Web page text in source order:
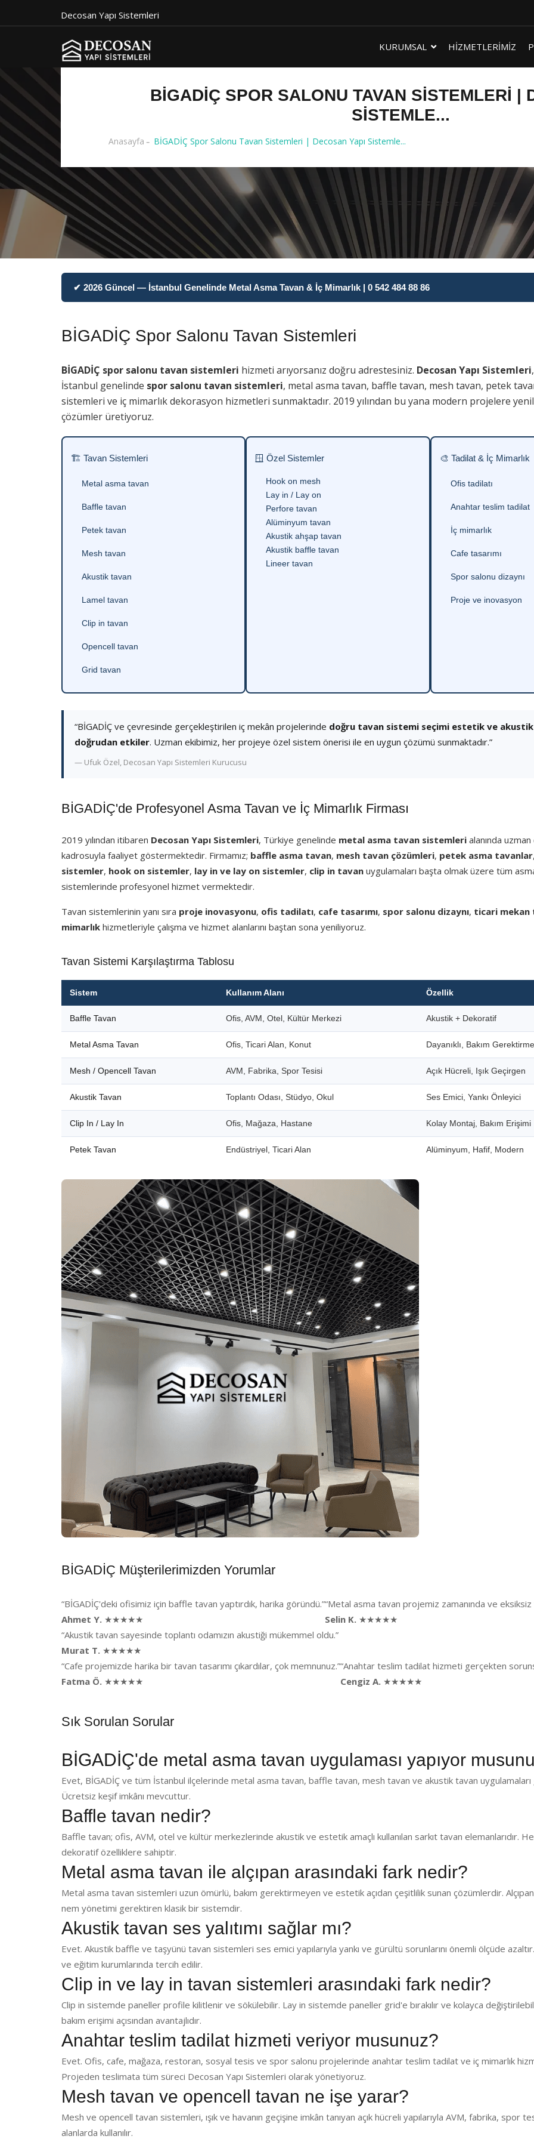
Decosan Yapı Sistemleri
KURUMSAL HİZMETLERİMİZ
BİGADİÇ SPOR SALONU TAVAN SISTEMLERI |
SISTEMLE...
Anasayfa BİGADİÇ Spor Salonu Tavan Sistemleri | Decosan Yapı Sistemle...
✔ 2026 Güncel — İstanbul Genelinde Metal Asma Tavan & İç Mimarlık | 0 542 484 88 86
BİGADİÇ Spor Salonu Tavan Sistemleri
BİGADİÇ spor salonu tavan sistemleri hizmeti arıyorsanız doğru adrestesiniz. Decosan Yapı Sistemleri
İstanbul genelinde spor salonu tavan sistemleri, metal asma tavan, baffle tavan, mesh tavan, petek
sistemleri ve iç mimarlık dekorasyon hizmetleri sunmaktadır. 2019 yılından bu yana modern projelere
çözümler üretiyoruz.
🏗 Tavan Sistemleri
Metal asma tavan
Baffle tavan
Petek tavan
Mesh tavan
Akustik tavan
Lamel tavan
Clip in tavan
Opencell tavan
Grid tavan
🪟 Özel Sistemler
Hook on mesh
Lay in / Lay on
Perfore tavan
Alüminyum tavan
Akustik ahşap tavan
Akustik baffle tavan
Lineer tavan
🎨 Tadilat & İç Mimarlık
Ofis tadilatı
Anahtar teslim tadilat
İç mimarlık
Cafe tasarımı
Spor salonu dizaynı
Proje ve inovasyon
“BİGADİÇ ve çevresinde gerçekleştirilen iç mekân projelerinde doğru tavan sistemi seçimi estetik ve
doğrudan etkiler. Uzman ekibimiz, her projeye özel sistem önerisi ile en uygun çözümü sunmaktadır.”
— Ufuk Özel, Decosan Yapı Sistemleri Kurucusu
BİGADİÇ'de Profesyonel Asma Tavan ve İç Mimarlık Firması
2019 yılından itibaren Decosan Yapı Sistemleri, Türkiye genelinde metal asma tavan sistemleri alanında
kadrosuyla faaliyet göstermektedir. Firmamız; baffle asma tavan, mesh tavan çözümleri, petek asma tavanlar,
sistemler, hook on sistemler, lay in ve lay on sistemler, clip in tavan uygulamaları başta olmak üzere tüm
sistemlerinde profesyonel hizmet vermektedir.
Tavan sistemlerinin yanı sıra proje inovasyonu, ofis tadilatı, cafe tasarımı, spor salonu dizaynı, ticari mekan
mimarlık hizmetleriyle çalışma ve hizmet alanlarını baştan sona yeniliyoruz.
Tavan Sistemi Karşılaştırma Tablosu
Sistem Kullanım Alanı Özellik
Baffle Tavan Ofis, AVM, Otel, Kültür Merkezi Akustik + Dekoratif
Metal Asma Tavan Ofis, Ticari Alan, Konut Dayanıklı, Bakım
Mesh / Opencell Tavan AVM, Fabrika, Spor Tesisi Açık Hücreli, Işık Geçirgen
Akustik Tavan Toplantı Odası, Stüdyo, Okul Ses Emici, Yankı Önleyici
Clip In / Lay In Ofis, Mağaza, Hastane Kolay Montaj, Bakım Erişimi
Petek Tavan Endüstriyel, Ticari Alan Alüminyum, Hafif, Modern
BİGADİÇ Müşterilerimizden Yorumlar
“BİGADİÇ'deki ofisimiz için baffle tavan yaptırdık, harika göründü.”
Ahmet Y. ★★★★★
“Metal asma tavan projemiz zamanında ve
Selin K. ★★★★★
“Akustik tavan sayesinde toplantı odamızın akustiği mükemmel oldu.”
Murat T. ★★★★★
“Cafe projemizde harika bir tavan tasarımı çıkardılar, çok memnunuz.”
Fatma Ö. ★★★★★
“Anahtar teslim tadilat hizmeti gerçekten
Cengiz A. ★★★★★
Sık Sorulan Sorular
BİGADİÇ'de metal asma tavan uygulaması yapıyor
Evet, BİGADİÇ ve tüm İstanbul ilçelerinde metal asma tavan, baffle tavan, mesh tavan ve akustik tavan
Ücretsiz keşif imkânı mevcuttur.
Baffle tavan nedir?
Baffle tavan; ofis, AVM, otel ve kültür merkezlerinde akustik ve estetik amaçlı kullanılan sarkıt tavan elemanlarıdır.
dekoratif özelliklere sahiptir.
Metal asma tavan ile alçıpan arasındaki fark nedir?
Metal asma tavan sistemleri uzun ömürlü, bakım gerektirmeyen ve estetik açıdan çeşitlilik sunan çözümlerdir.
nem yönetimi gerektiren klasik bir sistemdir.
Akustik tavan ses yalıtımı sağlar mı?
Evet. Akustik baffle ve taşyünü tavan sistemleri ses emici yapılarıyla yankı ve gürültü sorunlarını önemli ölçüde
ve eğitim kurumlarında tercih edilir.
Clip in ve lay in tavan sistemleri arasındaki fark nedir?
Clip in sistemde paneller profile kilitlenir ve sökülebilir. Lay in sistemde paneller grid'e bırakılır ve kolayca
bakım erişimi açısından avantajlıdır.
Anahtar teslim tadilat hizmeti veriyor musunuz?
Evet. Ofis, cafe, mağaza, restoran, sosyal tesis ve spor salonu projelerinde anahtar teslim tadilat ve iç mimarlık
Projeden teslimata tüm süreci Decosan Yapı Sistemleri olarak yönetiyoruz.
Mesh tavan ve opencell tavan ne işe yarar?
Mesh ve opencell tavan sistemleri, ışık ve havanın geçişine imkân tanıyan açık hücreli yapılarıyla AVM, fabrika, spor
alanlarda kullanılır.